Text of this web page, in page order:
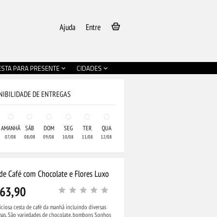
Entre
Ajuda
PARA PRESENTE CIDADES
Cesta Grande de
DE ENTREGAS
AMANHÃ
07/08
SÁB
08/08
DOM
09/08
SEG
10/08
TER
11/08
QUA
12/08
Café com Chocolate e Flores Luxo
cesta de café da manhã incluindo diversas
São variedades de chocolate, bombons Sonhos